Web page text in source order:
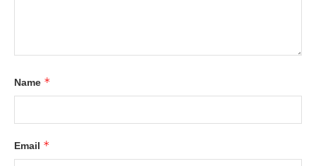
Name *
Email *